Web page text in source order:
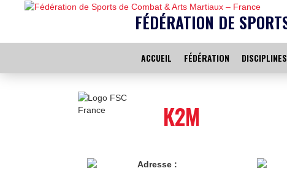
FÉDÉRATION DE
ACCUEIL FÉDÉRATION DISCIPLINES
K2M
Adresse :